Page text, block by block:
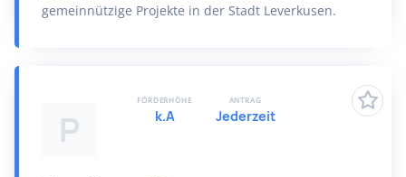
gemeinnützige Projekte in der Stadt Leverkusen.
P
FÖRDERHÖHE
k.A
ANTRAG
Jederzeit